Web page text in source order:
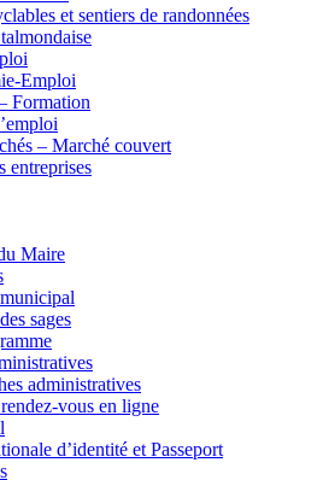
et sentiers de randonnées
Emploi
Formation
– Marché couvert
entreprises
Maire
sages
administratives
vous en ligne
d’identité et Passeport